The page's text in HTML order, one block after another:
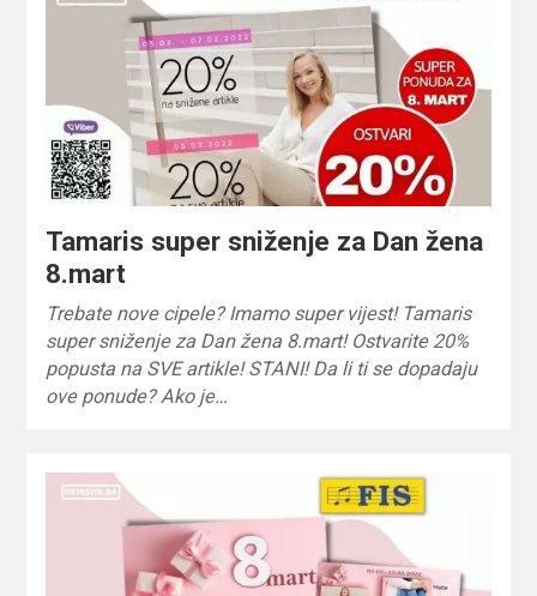
Tamaris super sniženje za Dan žena
8.mart
Trebate nove cipele? Imamo super vijest! Tamaris
super sniženje za Dan žena 8.mart! Ostvarite 20%
popusta na SVE artikle! STANI! Da li ti se dopadaju
ove ponude? Ako je…